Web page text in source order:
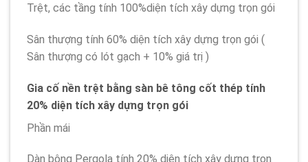
Trệt, các tầng tính 100%diện tích xây dựng trọn gói
Sân thượng tính 60% diện tích xây dựng trọn gói (
Sân thượng có lót gạch + 10% giá trị )
Gia cố nền trệt bằng sàn bê tông cốt thép tính
20% diện tích xây dựng trọn gói
Phần mái
Dàn bông Pergola tính 20% diện tích xây dựng trọn